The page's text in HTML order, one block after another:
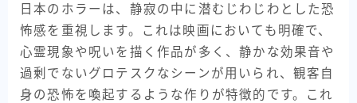
日本のホラーは、静寂の中に潜むじわじわとした恐
怖感を重視します。これは映画においても明確で、
心霊現象や呪いを描く作品が多く、静かな効果音や
過剰でないグロテスクなシーンが用いられ、観客自
身の恐怖を喚起するような作りが特徴的です。これ